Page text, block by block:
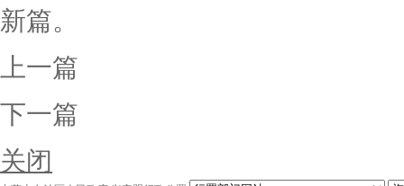
新篇。
上一篇
下一篇
关闭